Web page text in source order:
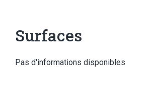
Surfaces
Pas d'informations disponibles